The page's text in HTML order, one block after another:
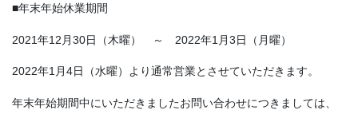
■年末年始休業期間
2021年12月30日（木曜） ～ 2022年1月3日（月曜）
2022年1月4日（水曜）より通常営業とさせていただきます。
年末年始期間中にいただきましたお問い合わせにつきましては、